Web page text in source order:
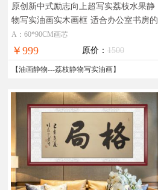
原创新中式励志向上超写实荔枝水果静
物写实油画实木画框 适合办公室书房的
水果静物写实油画作品荔枝图
A：60*90CM画芯
￥999 原价： 1500
【油画静物---荔枝静物写实油画】